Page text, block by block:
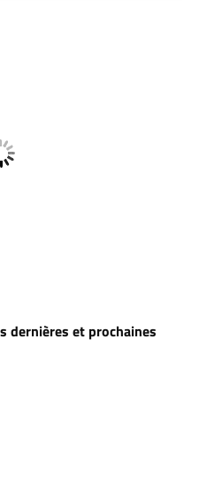
dernières et prochaines